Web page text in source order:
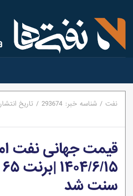
نفت / شناسه خبر: 293674
/ تاریخ
قیمت جهانی نفت
سنت شد